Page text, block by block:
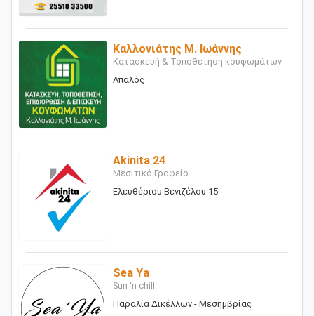
Καλλονιάτης Μ. Ιωάννης
Κατασκευή & Τοποθέτηση κουφωμάτων
Απαλός
Akinita 24
Μεσιτικό Γραφείο
Ελευθέριου Βενιζέλου 15
Sea Ya
Sun 'n chill
Παραλία Δικέλλων - Μεσημβρίας